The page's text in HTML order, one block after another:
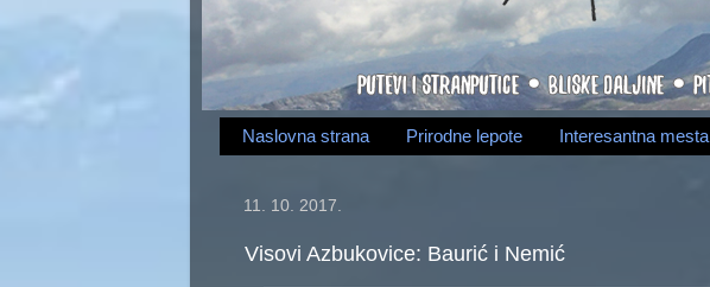
Naslovna strana Prirodne lepote Interesantna mesta
11. 10. 2017.
Visovi Azbukovice: Baurić i Nemić